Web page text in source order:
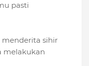
pasti
menderita sihir
melakukan